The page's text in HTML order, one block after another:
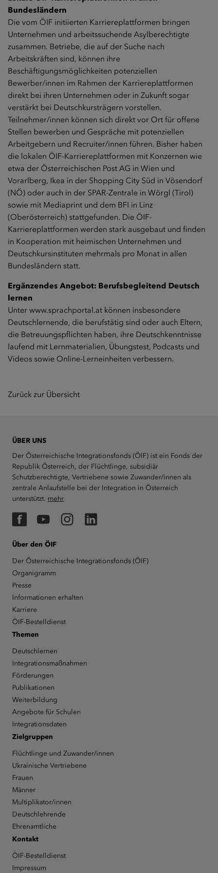
Bundesländern
Die vom ÖIF initiierten Karriereplattformen bringen
Unternehmen und arbeitssuchende Asylberechtigte
zusammen. Betriebe, die auf der Suche nach
Arbeitskräften sind, können ihre
Beschäftigungsmöglichkeiten potenziellen
Bewerber/innen im Rahmen der Karriereplattformen
direkt bei ihren Unternehmen oder in Zukunft sogar
verstärkt bei Deutschkursträgern vorstellen.
Teilnehmer/innen können sich direkt vor Ort für offene
Stellen bewerben und Gespräche mit potenziellen
Arbeitgebern und Recruiter/innen führen. Bisher haben
die lokalen ÖIF-Karriereplattformen mit Konzernen wie
etwa der Österreichischen Post AG in Wien und
Vorarlberg, Ikea in der Shopping City Süd in Vösendorf
(NÖ) oder auch in der SPAR-Zentrale in Wörgl (Tirol)
sowie mit Mediaprint und dem BFI in Linz
(Oberösterreich) stattgefunden. Die ÖIF-
Karriereplattformen werden stark ausgebaut und finden
in Kooperation mit heimischen Unternehmen und
Deutschkursinstituten mehrmals pro Monat in allen
Bundesländern statt.
Ergänzendes Angebot: Berufsbegleitend Deutsch
lernen
Unter www.sprachportal.at können insbesondere
Deutschlernende, die berufstätig sind oder auch Eltern,
die Betreuungspflichten haben, ihre Deutschkenntnisse
laufend mit Lernmaterialien, Übungstest, Podcasts und
Videos sowie Online-Lerneinheiten verbessern.
Zurück zur Übersicht
ÜBER UNS
Der Österreichische Integrationsfonds (ÖIF) ist ein Fonds der
Republik Österreich, der Flüchtlinge, subsidiär
Schutzberechtigte, Vertriebene sowie Zuwander/innen als
zentrale Anlaufstelle bei der Integration in Österreich
unterstützt. mehr
FacebookYouTubeInstagramLinkedIn
Über den ÖIF
Der Österreichische Integrationsfonds (ÖIF)
Organigramm
Presse
Informationen erhalten
Karriere
ÖIF-Bestelldienst
Themen
Deutschlernen
Integrationsmaßnahmen
Förderungen
Publikationen
Weiterbildung
Angebote für Schulen
Integrationsdaten
Zielgruppen
Flüchtlinge und Zuwander/innen
Ukrainische Vertriebene
Frauen
Männer
Multiplikator/innen
Deutschlehrende
Ehrenamtliche
Kontakt
ÖIF-Bestelldienst
Impressum